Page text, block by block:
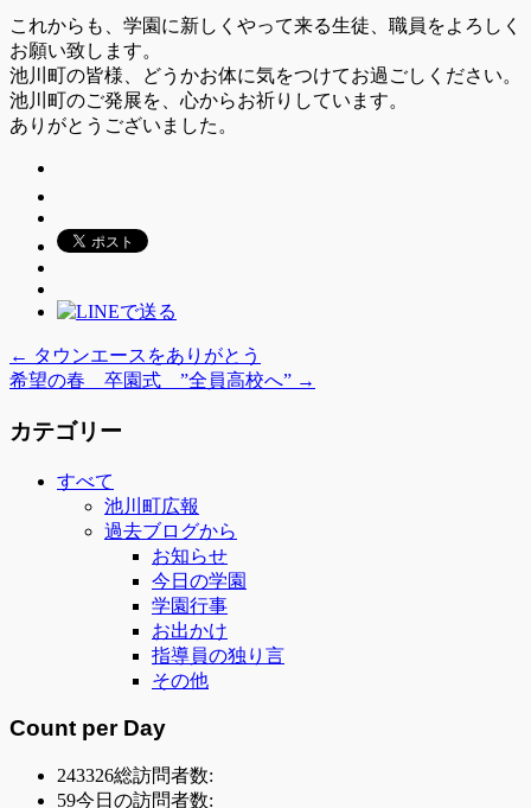
これからも、学園に新しくやって来る生徒、職員をよろしく
お願い致します。
池川町の皆様、どうかお体に気をつけてお過ごしください。
池川町のご発展を、心からお祈りしています。
ありがとうございました。
← タウンエースをありがとう
希望の春 卒園式 ”全員高校へ” →
カテゴリー
すべて
池川町広報
過去ブログから
お知らせ
今日の学園
学園行事
お出かけ
指導員の独り言
その他
Count per Day
243326総訪問者数:
59今日の訪問者数: